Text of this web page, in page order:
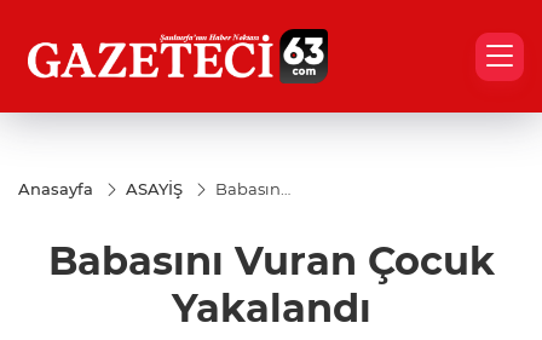
Anasayfa ASAYİŞ
Babasını
Yakalandı
Babasını Vuran Çocuk
Yakalandı